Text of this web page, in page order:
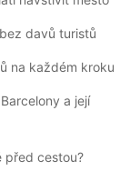
davů turistů
na každém kroku
a její
před cestou?